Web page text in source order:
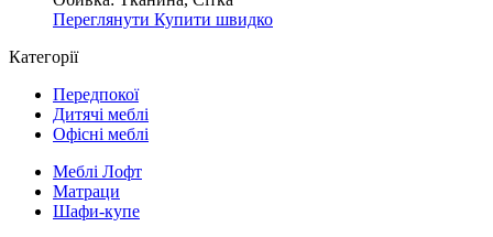
Переглянути Купити швидко
Категорії
Передпокої
Дитячі меблі
Офісні меблі
Меблі Лофт
Матраци
Шафи-купе